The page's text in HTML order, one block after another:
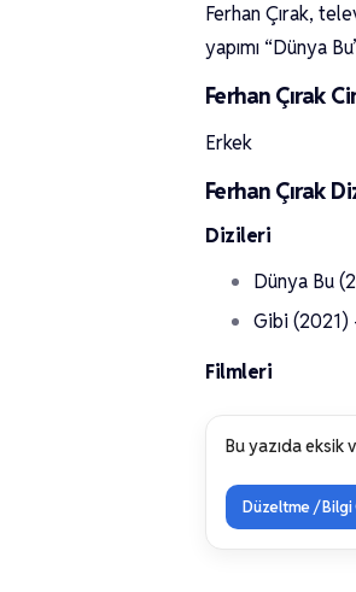
Ferhan Çırak,
yapımı “Dünya
Ferhan Çırak
Erkek
Ferhan Çırak
Dizileri
Dünya Bu
Gibi (2021)
Filmleri
Bu yazıda eksik
Düzeltme / Bilgi